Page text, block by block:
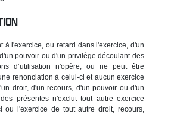
à l'exercice, ou retard dans l'exercice, d'un
pouvoir ou d'un privilège découlant des
d’utilisation n'opère, ou ne peut être
renonciation à celui-ci et aucun exercice
droit, d'un recours, d'un pouvoir ou d'un
présentes n'exclut tout autre exercice
ou l'exercice de tout autre droit, recours,